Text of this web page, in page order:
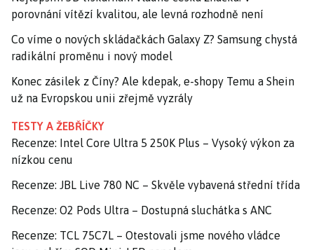
porovnání vítězí kvalitou, ale levná rozhodně není
Co víme o nových skládačkách Galaxy Z? Samsung chystá
radikální proměnu i nový model
Konec zásilek z Číny? Ale kdepak, e-shopy Temu a Shein
už na Evropskou unii zřejmě vyzrály
TESTY A ŽEBŘÍČKY
Recenze: Intel Core Ultra 5 250K Plus – Vysoký výkon za
nízkou cenu
Recenze: JBL Live 780 NC – Skvěle vybavená střední třída
Recenze: O2 Pods Ultra – Dostupná sluchátka s ANC
Recenze: TCL 75C7L – Otestovali jsme nového vládce